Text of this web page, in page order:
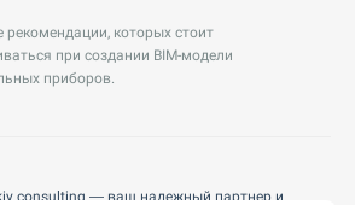
рекомендации, которых стоит
при создании BIM-модели
приборов.
consulting — ваш надежный партнер и